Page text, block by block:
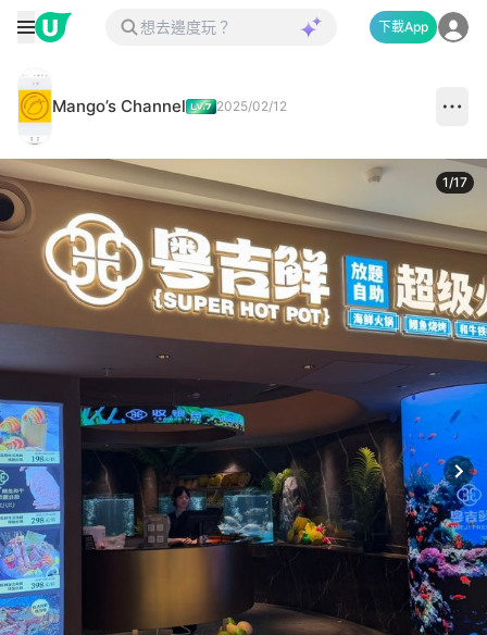
下載App
Mango’s Channel 2025/02/12
1/17